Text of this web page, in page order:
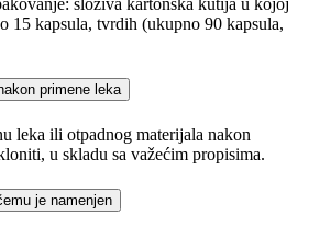
složiva kartonska kutija u kojoj
15 kapsula, tvrdih (ukupno 90 kapsula,
primene leka
leka ili otpadnog materijala nakon
u skladu sa važećim propisima.
je namenjen